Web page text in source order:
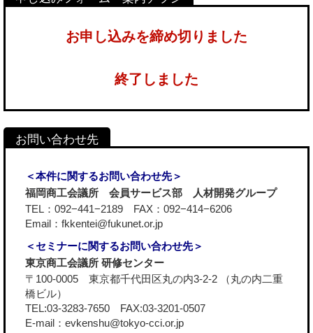
お申し込みを締め切りました
終了しました
＜本件に関するお問い合わせ先＞
福岡商工会議所 会員サービス部 人材開発グループ
TEL：092−441−2189 FAX：092−414−6206
Email：fkkentei@fukunet.or.jp
＜セミナーに関するお問い合わせ先＞
東京商工会議所 研修センター
〒100-0005 東京都千代田区丸の内3-2-2 （丸の内二重
橋ビル）
TEL:03-3283-7650 FAX:03-3201-0507
E-mail：evkenshu@tokyo-cci.or.jp